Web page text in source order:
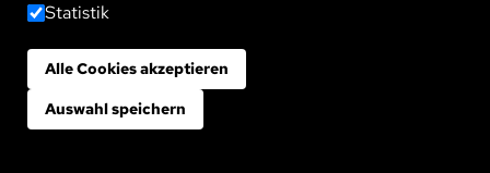
Bild
DER RENTENEINTRITT VON VIELEN:
HERAUSFORDERUNG FÜR KOMMUNEN
In den nächsten Jahren gehen viele Menschen
aus den geburtenstarken Jahrgängen in Rente –
Statistik
Alle Cookies akzeptieren
Auswahl speichern
Zustimmung zurückziehen